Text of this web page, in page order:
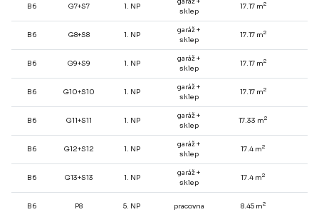
B6 G7+S7 1. NP
sklep
17.17 m2
B6 G8+S8 1. NP
garáž +
sklep
17.17 m2
B6 G9+S9 1. NP
garáž +
sklep
17.17 m2
B6 G10+S10 1. NP
garáž +
sklep
17.17 m2
B6 G11+S11 1. NP
garáž +
sklep
17.33 m2
B6 G12+S12 1. NP
garáž +
sklep
17.4 m2
B6 G13+S13 1. NP
garáž +
sklep
17.4 m2
B6 P8 5. NP pracovna 8.45 m2